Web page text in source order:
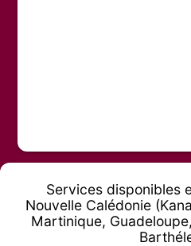
Services disponibles
Nouvelle Calédonie
Martinique,